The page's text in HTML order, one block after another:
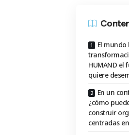
El
HUMAND el
quiere
En un
¿cómo
construir
centradas